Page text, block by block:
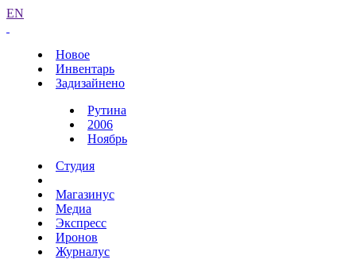
EN
Новое
Инвентарь
Задизайнено
Рутина
2006
Ноябрь
Студия
Магазинус
Медиа
Экспресс
Иронов
Журналус